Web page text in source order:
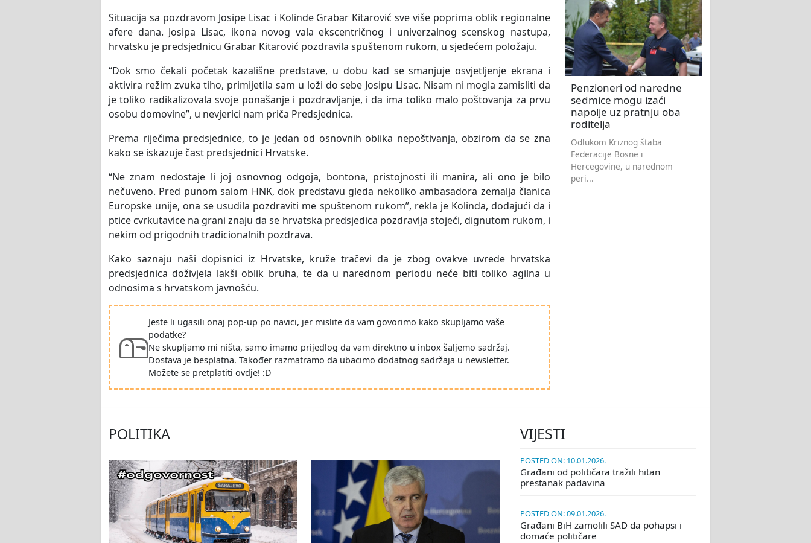
Situacija sa pozdravom Josipe Lisac i Kolinde Grabar Kitarović sve više poprima oblik regionalne
afere dana. Josipa Lisac, ikona novog vala ekscentričnog i univerzalnog scenskog nastupa,
hrvatsku je predsjednicu Grabar Kitarović pozdravila spuštenom rukom, u sjedećem položaju.
“Dok smo čekali početak kazališne predstave, u dobu kad se smanjuje osvjetljenje ekrana i
aktivira režim zvuka tiho, primijetila sam u loži do sebe Josipu Lisac. Nisam ni mogla zamisliti da
je toliko radikalizovala svoje ponašanje i pozdravljanje, i da ima toliko malo poštovanja za prvu
osobu domovine”, u nevjerici nam priča Predsjednica.
Prema riječima predsjednice, to je jedan od osnovnih oblika nepoštivanja, obzirom da se zna
kako se iskazuje čast predsjednici Hrvatske.
“Ne znam nedostaje li joj osnovnog odgoja, bontona, pristojnosti ili manira, ali ono je bilo
nečuveno. Pred punom salom HNK, dok predstavu gleda nekoliko ambasadora zemalja članica
Europske unije, ona se usudila pozdraviti me spuštenom rukom”, rekla je Kolinda, dodajući da i
ptice cvrkutavice na grani znaju da se hrvatska predsjedica pozdravlja stojeći, dignutom rukom, i
nekim od prigodnih tradicionalnih pozdrava.
Kako saznaju naši dopisnici iz Hrvatske, kruže tračevi da je zbog ovakve uvrede hrvatska
predsjednica doživjela lakši oblik bruha, te da u narednom periodu neće biti toliko agilna u
odnosima s hrvatskom javnošću.
Jeste li ugasili onaj pop-up po navici, jer mislite da vam govorimo kako skupljamo vaše
podatke?
Ne skupljamo mi ništa, samo imamo prijedlog da vam direktno u inbox šaljemo sadržaj.
Dostava je besplatna. Također razmatramo da ubacimo dodatnog sadržaja u newsletter.
Možete se pretplatiti ovdje! :D
Penzioneri od naredne
sedmice mogu izaći
napolje uz pratnju oba
roditelja
Odlukom Kriznog štaba
Federacije Bosne i
Hercegovine, u narednom
peri...
POLITIKA VIJESTI
POSTED ON: 10.01.2026.
Građani od političara tražili hitan
prestanak padavina
POSTED ON: 09.01.2026.
Građani BiH zamolili SAD da pohapsi i
domaće političare